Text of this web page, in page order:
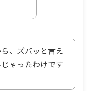
、ズバッと言え
ゃったわけです